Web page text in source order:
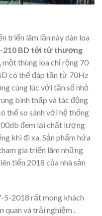
triển lãm lần này dàn loa
210 BD tới từ thương
thùng loa chỉ rộng 70
có thể đáp tần từ 70Hz
cùng lúc với tần số nhỏ
bình thấp và tác động
thể so sánh với hệ thống
đem lại chất lượng
khi đi xa. Sản phẩm hứa
gia triển lãm những
tiến 2018 của nhà sản
5-2018 rất mong khách
quan và trải nghiệm .